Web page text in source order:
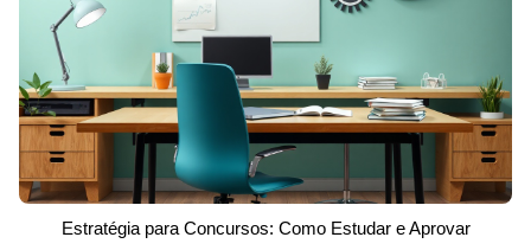
Estratégia para Concursos: Como Estudar e Aprovar